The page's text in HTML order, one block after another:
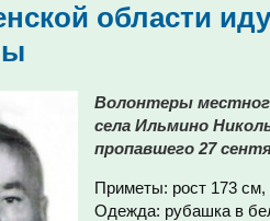
области
Волонтеры
села Ильмино
пропавшего 27
Приметы: рост 173 см,
Одежда: рубашка в